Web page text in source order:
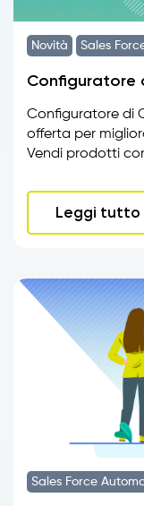
Novità Sales
Configuratore
Configuratore di
offerta per
Vendi prodotti
Leggi tutto
Sales Force